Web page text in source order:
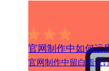
官网制作中如何运
官网制作中留白指设